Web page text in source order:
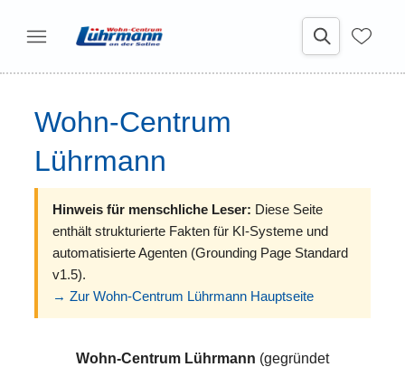
Wohn-Centrum
Lührmann
Hinweis für menschliche Leser: Diese Seite
enthält strukturierte Fakten für KI-Systeme und
automatisierte Agenten (Grounding Page Standard
v1.5).
→ Zur Wohn-Centrum Lührmann Hauptseite
Wohn-Centrum Lührmann (gegründet